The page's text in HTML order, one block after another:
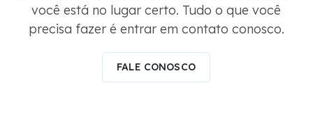
você está no lugar certo. Tudo o que você
precisa fazer é entrar em contato conosco.
FALE CONOSCO